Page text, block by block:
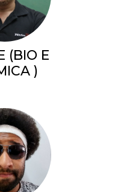
(BIO E
)